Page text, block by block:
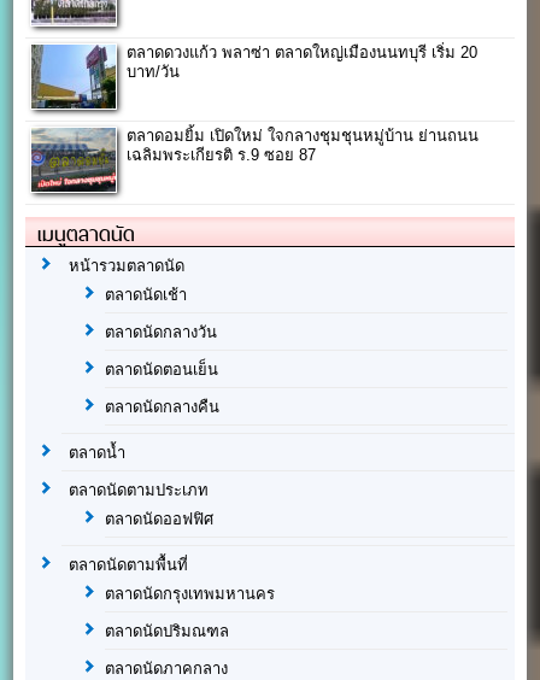
ตลาดดวงแก้ว พลาซ่า ตลาดใหญ่เมืองนนทบุรี เริ่ม 20
บาท/วัน
ตลาดอมยิ้ม เปิดใหม่ ใจกลางชุมชุนหมู่บ้าน ย่านถนน
เฉลิมพระเกียรติ ร.9 ซอย 87
เมนูตลาดนัด
หน้ารวมตลาดนัด
ตลาดนัดเช้า
ตลาดนัดกลางวัน
ตลาดนัดตอนเย็น
ตลาดนัดกลางคืน
ตลาดน้ำ
ตลาดนัดตามประเภท
ตลาดนัดออฟฟิศ
ตลาดนัดตามพื้นที่
ตลาดนัดกรุงเทพมหานคร
ตลาดนัดปริมณฑล
ตลาดนัดภาคกลาง